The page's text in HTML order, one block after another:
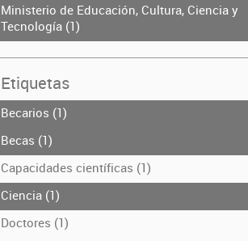
Ministerio de Educación, Cultura, Ciencia y
Tecnología (1)
Etiquetas
Becarios (1)
Becas (1)
Capacidades científicas (1)
Ciencia (1)
Doctores (1)